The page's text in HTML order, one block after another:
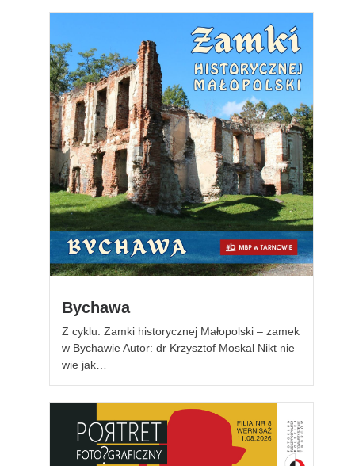
Bychawa
Z cyklu: Zamki historycznej Małopolski – zamek
w Bychawie Autor: dr Krzysztof Moskal Nikt nie
wie jak…